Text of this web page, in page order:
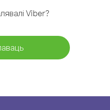
Viber?